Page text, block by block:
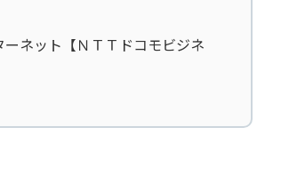
ネット【ＮＴＴドコモビジネ